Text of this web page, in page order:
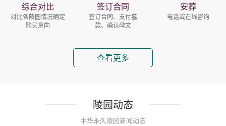
综合对比
对比各陵园情况确定
购买意向
签订合同
签订合同、支付墓
款、确认碑文
安葬
电话或在线咨询
查看更多
陵园动态
中华永久陵园新闻动态